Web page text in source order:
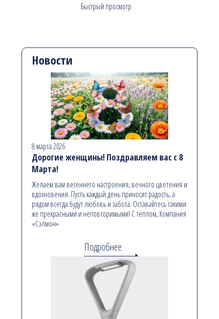
Быстрый просмотр
Новости
8 марта 2026
Дорогие женщины! Поздравляем вас с 8
Марта!
Желаем вам весеннего настроения, вечного цветения и
вдохновения. Пусть каждый день приносит радость, а
рядом всегда будут любовь и забота. Оставайтесь такими
же прекрасными и неповторимыми! С теплом, Компания
«Сэлмон»
Подробнее